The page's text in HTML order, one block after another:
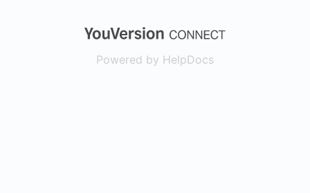
(opens in a
Powered by HelpDocs